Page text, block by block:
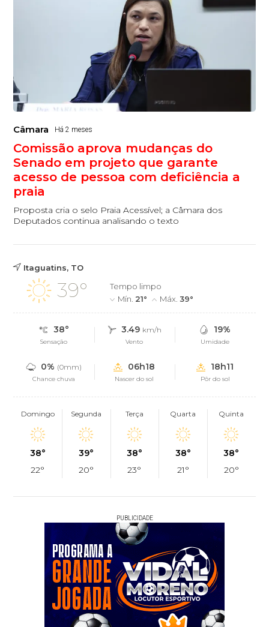
Câmara Há 2 meses
Comissão aprova mudanças do
Senado em projeto que garante
acesso de pessoa com deficiência a
praia
Proposta cria o selo Praia Acessível; a Câmara dos
Deputados continua analisando o texto
Itaguatins, TO
39°
Tempo limpo
Mín. 21° Máx.39°
38°
Sensação
3.49 km/h
Vento
19%
Umidade
0% (0mm)
Chance chuva
06h18
Nascer do sol
18h11
Pôr do sol
Domingo
38°
22°
Segunda
39°
20°
Terça
38°
23°
Quarta
38°
21°
Quinta
38°
20°
PUBLICIDADE